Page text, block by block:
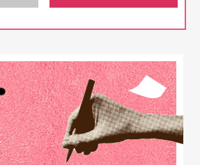
Theatre）」，企图寻找蕴藏
统的「过火」仪式与身体能量的
进行的魔鬼训练，一九八六年推
巴凯》Bacchen
，让酒神戴奥尼
腊剧界，扬名国际，为希腊现代